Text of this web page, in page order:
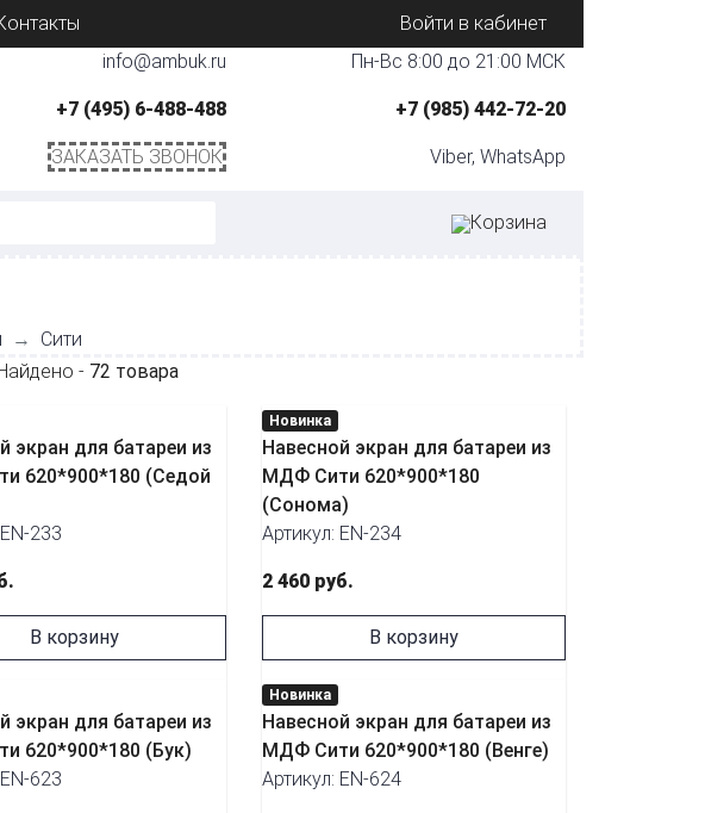
Войти в кабинет
info@ambuk.ru
+7 (495) 6-488-488
ЗАКАЗАТЬ ЗВОНОК
Пн-Вс 8:00 до 21:00 МСК
+7 (985) 442-72-20
Viber, WhatsApp
Корзина
Сити
- 72 товара
экран для батареи из
620*900*180 (Седой
233
В корзину
Новинка
Навесной экран для батареи из
МДФ Сити 620*900*180
(Сонома)
Артикул: EN-234
2 460 руб.
В корзину
экран для батареи из
620*900*180 (Бук)
623
Новинка
Навесной экран для батареи из
МДФ Сити 620*900*180 (Венге)
Артикул: EN-624